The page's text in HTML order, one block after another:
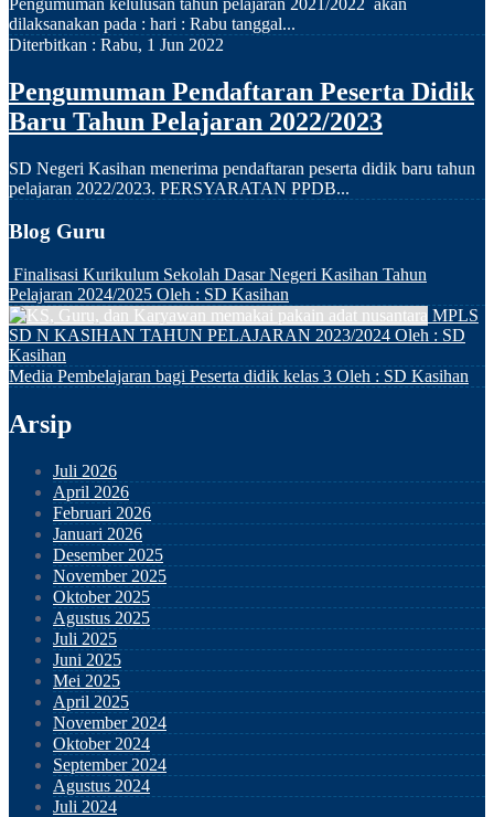
Pengumuman kelulusan tahun pelajaran 2021/2022 akan
dilaksanakan pada : hari : Rabu tanggal...
Diterbitkan : Rabu, 1 Jun 2022
Pengumuman Pendaftaran Peserta Didik
Baru Tahun Pelajaran 2022/2023
SD Negeri Kasihan menerima pendaftaran peserta didik baru tahun
pelajaran 2022/2023. PERSYARATAN PPDB...
Blog Guru
Finalisasi Kurikulum Sekolah Dasar Negeri Kasihan Tahun
Pelajaran 2024/2025 Oleh : SD Kasihan
MPLS
SD N KASIHAN TAHUN PELAJARAN 2023/2024 Oleh : SD
Kasihan
Media Pembelajaran bagi Peserta didik kelas 3 Oleh : SD Kasihan
Arsip
Juli 2026
April 2026
Februari 2026
Januari 2026
Desember 2025
November 2025
Oktober 2025
Agustus 2025
Juli 2025
Juni 2025
Mei 2025
April 2025
November 2024
Oktober 2024
September 2024
Agustus 2024
Juli 2024